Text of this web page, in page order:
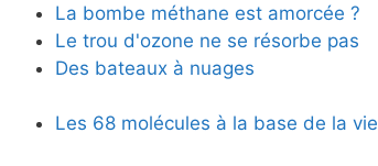
La bombe méthane est amorcée ?
Le trou d'ozone ne se résorbe pas
Des bateaux à nuages
Les 68 molécules à la base de la vie